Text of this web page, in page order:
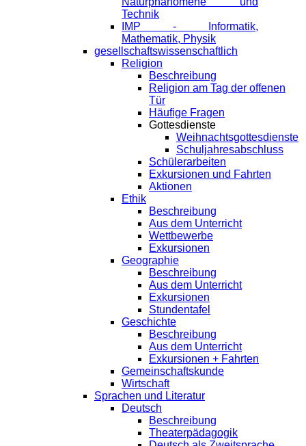
Technik
IMP - Informatik,
Mathematik, Physik
gesellschaftswissenschaftlich
Religion
Beschreibung
Religion am Tag der offenen
Tür
Häufige Fragen
Gottesdienste
Weihnachtsgottesdienste
Schuljahresabschluss
Schülerarbeiten
Exkursionen und Fahrten
Aktionen
Ethik
Beschreibung
Aus dem Unterricht
Wettbewerbe
Exkursionen
Geographie
Beschreibung
Aus dem Unterricht
Exkursionen
Stundentafel
Geschichte
Beschreibung
Aus dem Unterricht
Exkursionen + Fahrten
Gemeinschaftskunde
Wirtschaft
Sprachen und Literatur
Deutsch
Beschreibung
Theaterpädagogik